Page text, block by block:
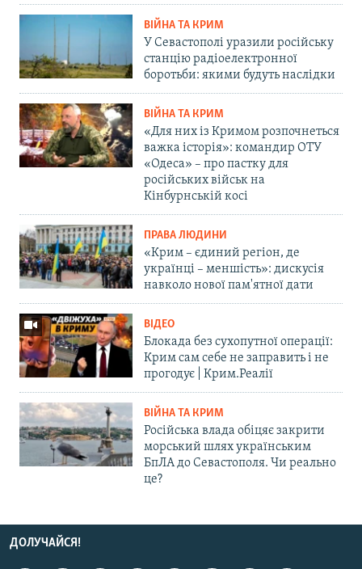
ВІЙНА ТА КРИМ
У Севастополі уразили російську
станцію радіоелектронної
боротьби: якими будуть наслідки
ВІЙНА ТА КРИМ
«Для них із Кримом розпочнеться
важка історія»: командир ОТУ
«Одеса» – про пастку для
російських військ на
Кінбурнській косі
ПРАВА ЛЮДИНИ
«Крим – єдиний регіон, де
українці – меншість»: дискусія
навколо нової пам'ятної дати
ВІДЕО
Блокада без сухопутної операції:
Крим сам себе не заправить і не
прогодує | Крим.Реалії
ВІЙНА ТА КРИМ
Російська влада обіцяє закрити
морський шлях українським
БпЛА до Севастополя. Чи реально
це?
ДОЛУЧАЙСЯ!